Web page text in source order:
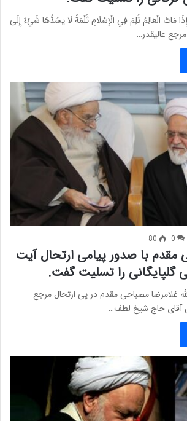
مَاتَ الْعَالِمُ ثُلِمَ فِي الْإِسْلَامِ ثُلْمَةٌ لَا يَسُدُّهَا شَيْءٌ إِلَى
عالیقدر…
0
80
مقدم با صدور پیامی ارتحال آیت
گلپایگانی را تسلیت گفت.
غلامرضا مصباحی مقدم در پی ارتحال مرجع
آقای حاج شیخ لطف…